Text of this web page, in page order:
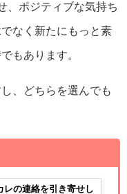
、ポジティブな気持ち
なく新たにもっと素
もあります。
、どちらを選んでも
レの連絡を引き寄せし